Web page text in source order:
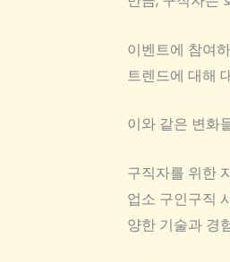
이벤트에 참여
트렌드에 대해
이와 같은 변화
구직자를 위한
업소 구인구직
양한 기술과 경